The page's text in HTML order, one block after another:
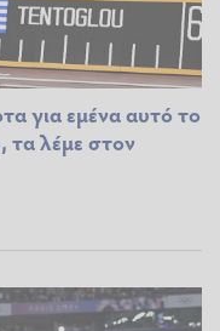
για εμένα αυτό το
τα λέμε στον